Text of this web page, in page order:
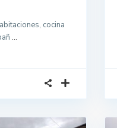
cocina
...